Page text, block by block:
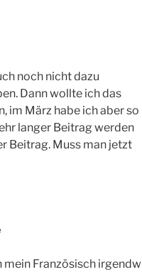
noch nicht dazu
Dann wollte ich das
im März habe ich aber so
langer Beitrag werden
Beitrag. Muss man jetzt
mein Französisch